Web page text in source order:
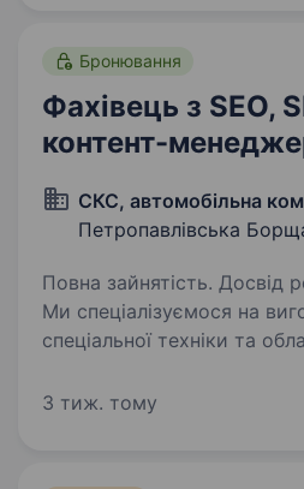
Бронювання
Фахівець з SEO,
контент-
СКС, автомобільна
Петропавлівська
Повна зайнятість. Досвід
Ми спеціалізуємося на
спеціальної техніки та
нарощуємо об'єми
3 тиж. тому